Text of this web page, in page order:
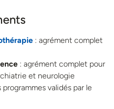
: agrément complet
: agrément complet pour
et neurologie
validés par le